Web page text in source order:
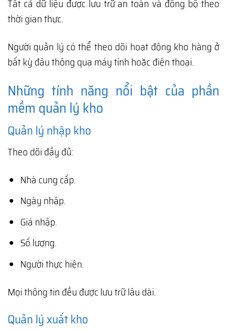
Tất cả dữ liệu được lưu trữ an toàn và đồng bộ theo
thời gian thực.
Người quản lý có thể theo dõi hoạt động kho hàng ở
bất kỳ đâu thông qua máy tính hoặc điện thoại.
Những tính năng nổi bật của phần
mềm quản lý kho
Quản lý nhập kho
Theo dõi đầy đủ:
Nhà cung cấp.
Ngày nhập.
Giá nhập.
Số lượng.
Người thực hiện.
Mọi thông tin đều được lưu trữ lâu dài.
Quản lý xuất kho